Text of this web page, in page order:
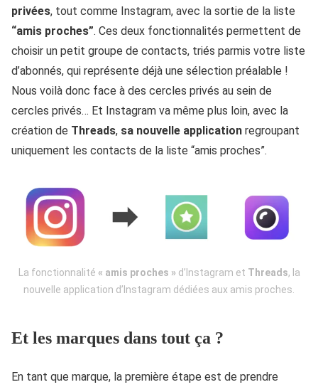
privées, tout comme Instagram, avec la sortie de la liste
“amis proches”. Ces deux fonctionnalités permettent de
choisir un petit groupe de contacts, triés parmis votre liste
d’abonnés, qui représente déjà une sélection préalable !
Nous voilà donc face à des cercles privés au sein de
cercles privés… Et Instagram va même plus loin, avec la
création de Threads, sa nouvelle application regroupant
uniquement les contacts de la liste “amis proches”.
La fonctionnalité « amis proches » d’Instagram et Threads, la
nouvelle application d’Instagram dédiées aux amis proches.
Et les marques dans tout ça ?
En tant que marque, la première étape est de prendre